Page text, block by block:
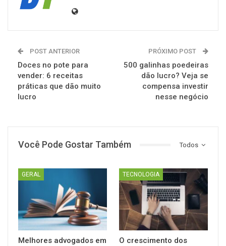
POST ANTERIOR
Doces no pote para
vender: 6 receitas
práticas que dão muito
lucro
PRÓXIMO POST
500 galinhas poedeiras
dão lucro? Veja se
compensa investir
nesse negócio
Todos
Você Pode Gostar Também
GERAL
Melhores advogados em
TECNOLOGIA
O crescimento dos